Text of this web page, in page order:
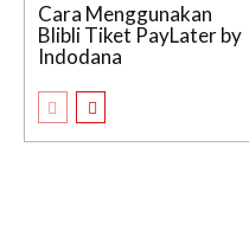
Cara Menggunakan
Blibli Tiket PayLater by
Indodana